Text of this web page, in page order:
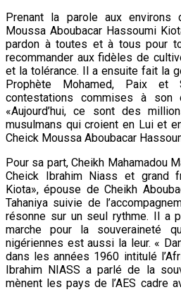
Prenant la parole aux environs
Moussa Aboubacar Hassoumi
pardon à toutes et à tous pour
recommander aux fidèles de
et la tolérance. Il a ensuite fait la
Prophète Mohamed, Paix
contestations commises à son
«Aujourd’hui, ce sont des
musulmans qui croient en Lui et
Cheick Moussa Aboubacar
Pour sa part, Cheikh Mahamadou
Cheick Ibrahim Niass et grand
Kiota», épouse de Cheikh
Tahaniya suivie de
résonne sur un seul rythme. Il a
marche pour la souveraineté
nigériennes est aussi la leur. «
dans les années 1960 intitulé
Ibrahim NIASS a parlé de la
mènent les pays de l’AES cadre